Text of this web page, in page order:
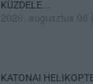
KÜZDELE...
2026. augusztus 06
KATONAI